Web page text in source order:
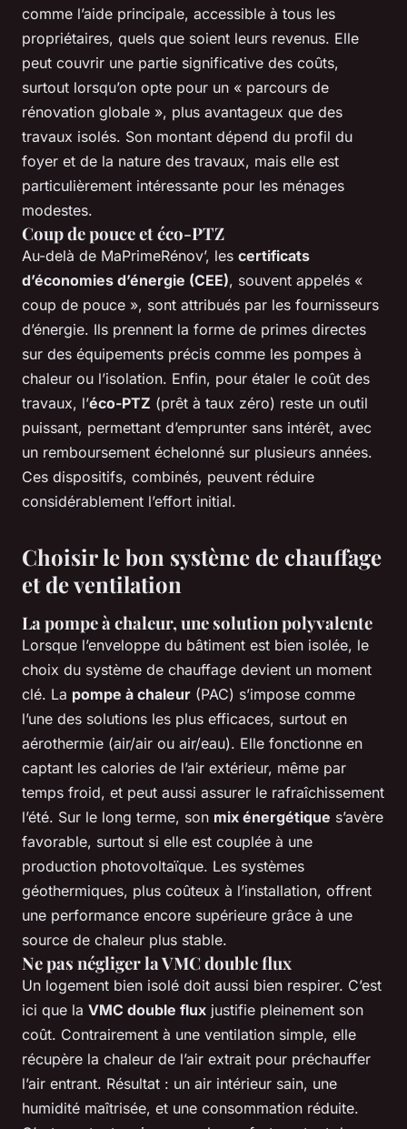
comme l’aide principale, accessible à tous les
propriétaires, quels que soient leurs revenus. Elle
peut couvrir une partie significative des coûts,
surtout lorsqu’on opte pour un « parcours de
rénovation globale », plus avantageux que des
travaux isolés. Son montant dépend du profil du
foyer et de la nature des travaux, mais elle est
particulièrement intéressante pour les ménages
modestes.
Coup de pouce et éco-PTZ
Au-delà de MaPrimeRénov’, les certificats
d’économies d’énergie (CEE), souvent appelés «
coup de pouce », sont attribués par les fournisseurs
d’énergie. Ils prennent la forme de primes directes
sur des équipements précis comme les pompes à
chaleur ou l’isolation. Enfin, pour étaler le coût des
travaux, l’éco-PTZ (prêt à taux zéro) reste un outil
puissant, permettant d’emprunter sans intérêt, avec
un remboursement échelonné sur plusieurs années.
Ces dispositifs, combinés, peuvent réduire
considérablement l’effort initial.
Choisir le bon système de chauffage
et de ventilation
La pompe à chaleur, une solution polyvalente
Lorsque l’enveloppe du bâtiment est bien isolée, le
choix du système de chauffage devient un moment
clé. La pompe à chaleur (PAC) s’impose comme
l’une des solutions les plus efficaces, surtout en
aérothermie (air/air ou air/eau). Elle fonctionne en
captant les calories de l’air extérieur, même par
temps froid, et peut aussi assurer le rafraîchissement
l’été. Sur le long terme, son mix énergétique s’avère
favorable, surtout si elle est couplée à une
production photovoltaïque. Les systèmes
géothermiques, plus coûteux à l’installation, offrent
une performance encore supérieure grâce à une
source de chaleur plus stable.
Ne pas négliger la VMC double flux
Un logement bien isolé doit aussi bien respirer. C’est
ici que la VMC double flux justifie pleinement son
coût. Contrairement à une ventilation simple, elle
récupère la chaleur de l’air extrait pour préchauffer
l’air entrant. Résultat : un air intérieur sain, une
humidité maîtrisée, et une consommation réduite.